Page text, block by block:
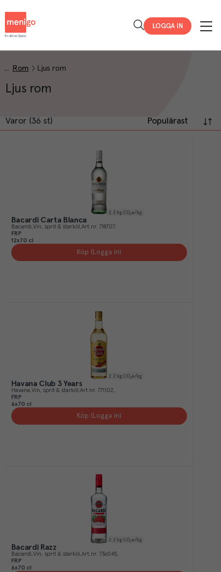
LOGGA IN
Rom Ljus rom
Ljus rom
Varor (36 st) Populärast
2.2 kg CO₂e/kg
Bacardi Carta Blanca
Bacardi Vin, sprit & starköl Art.nr. 718707
FRP
12x70 cl
Köp (Logga in)
2.2 kg CO₂e/kg
Havana Club 3 Years
Havana Vin, sprit & starköl Art.nr. 771102
FRP
6x70 cl
Köp (Logga in)
2.2 kg CO₂e/kg
Bacardi Razz
Bacardi Vin, sprit & starköl Art.nr. 736045
FRP
6x70 cl